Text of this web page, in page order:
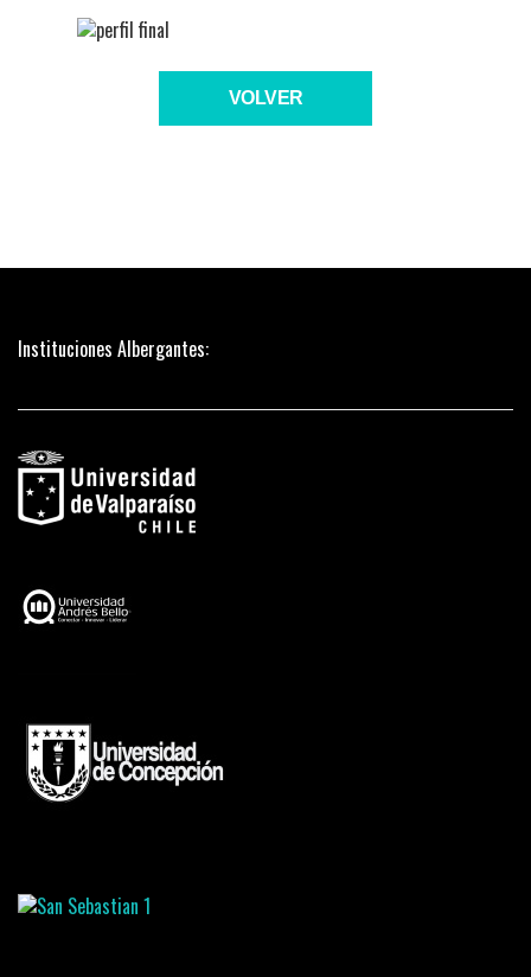
VOLVER
Instituciones Albergantes: